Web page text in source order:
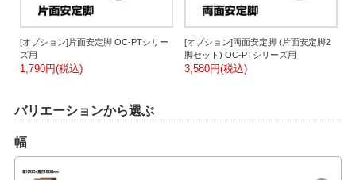
[オプション]片面安定脚 OC-PTシリー
ズ用
1,790円(税込)
[オプション]両面安定脚 (片面安定脚2
脚セット) OC-PTシリーズ用
3,580円(税込)
バリエーションから選ぶ
幅